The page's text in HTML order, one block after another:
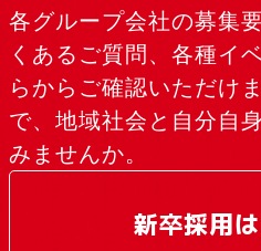
各グループ会社の募集
くあるご質問、各種イ
らからご確認いただけ
で、地域社会と自分自
みませんか。
新卒採用